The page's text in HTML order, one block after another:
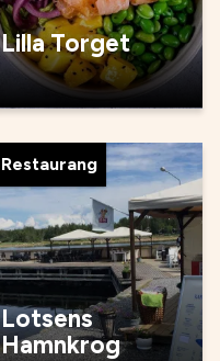
Lilla Torget
Restaurang
Lotsens
Hamnkrog